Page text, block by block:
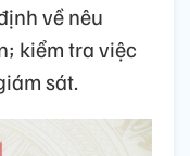
về nêu
kiểm tra việc
sát.